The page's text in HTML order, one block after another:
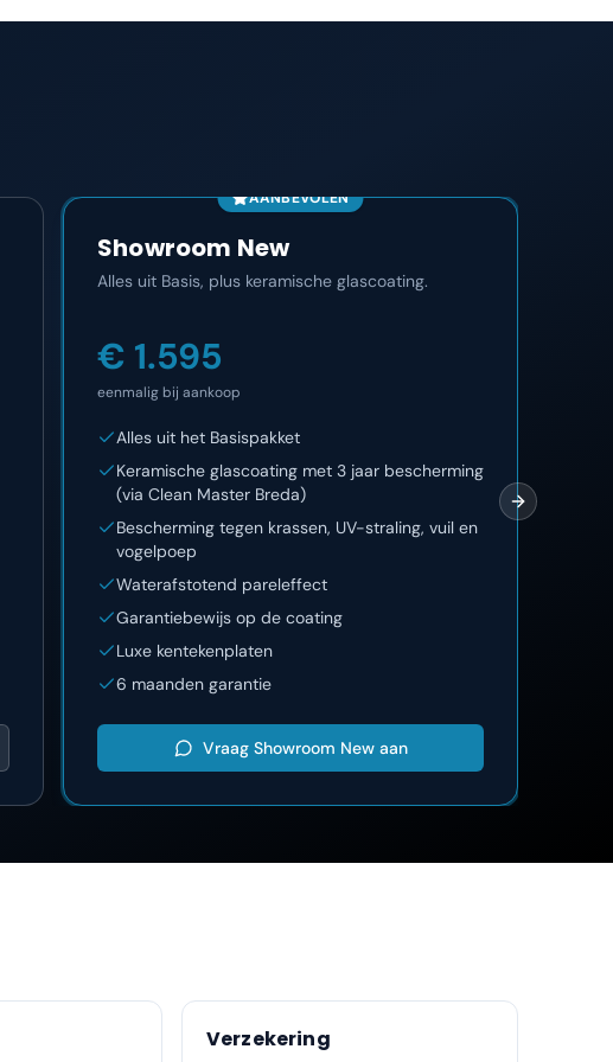
AANBEVOLEN
Showroom New
Alles uit Basis, plus keramische glascoating.
€ 1.595
eenmalig bij aankoop
Alles uit het Basispakket
Keramische glascoating met 3 jaar bescherming
(via Clean Master Breda)
Bescherming tegen krassen, UV-straling, vuil en
vogelpoep
Waterafstotend pareleffect
Garantiebewijs op de coating
Luxe kentekenplaten
6 maanden garantie
Vraag Showroom Newaan
Next slide
Verzekering